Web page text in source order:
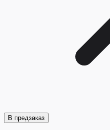
В предзаказ